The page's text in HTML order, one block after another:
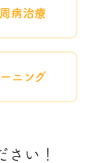
病治療
ニング
さい！